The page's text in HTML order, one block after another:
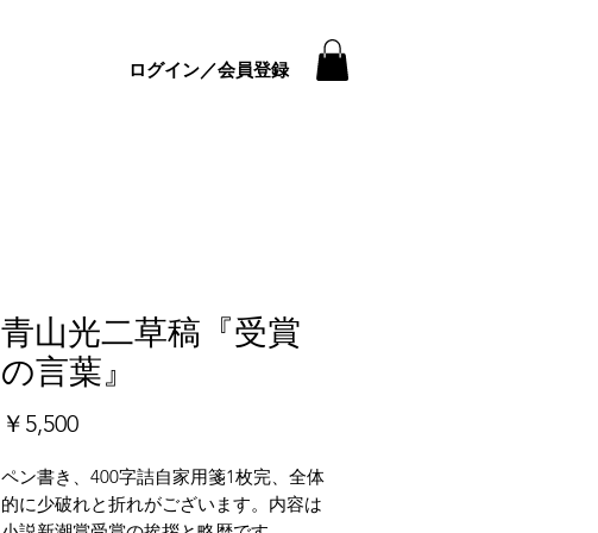
ログイン／会員登録
青山光二草稿『受賞
の言葉』
￥5,500価
ペン書き、400字詰自家用箋1枚完、全体
的に少破れと折れがございます。内容は